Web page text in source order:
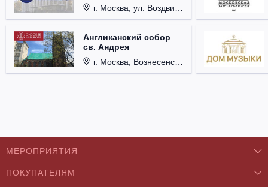
г. Москва, ул. Воздвиженка, д. 1, Кремль.
Англиканский собор
св. Андрея
г. Москва, Вознесенский пер., д. 8/5, стр. 3.
МЕРОПРИЯТИЯ
Концерты
ПОКУПАТЕЛЯМ